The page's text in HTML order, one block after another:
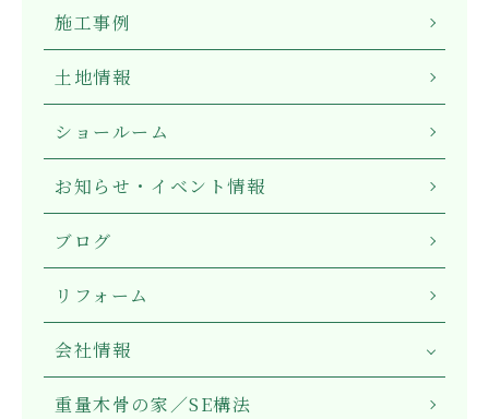
施工事例
土地情報
ショールーム
お知らせ・イベント情報
ブログ
リフォーム
会社情報
重量木骨の家／SE構法